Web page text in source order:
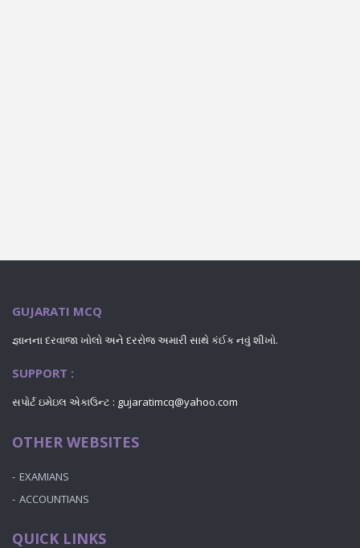
GUJARATI MCQ
જ્ઞાનના દરવાજા ખોલો અને દરરોજ અમારી સાથે કંઈક નવું શીખો.
SUPPORT :
સપોર્ટ ઇમેઇલ એકાઉન્ટ : gujaratimcq@yahoo.com
OTHER WEBSITES
EXAMIANS
ACCOUNTIANS
QUICK LINKS